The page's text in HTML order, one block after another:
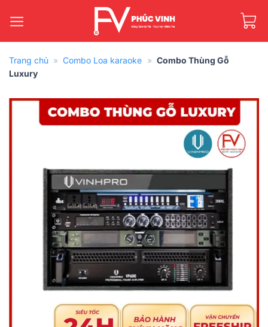
qua
Trang chủ » Combo Loa karaoke » Combo Thùng Gỗ
Luxury